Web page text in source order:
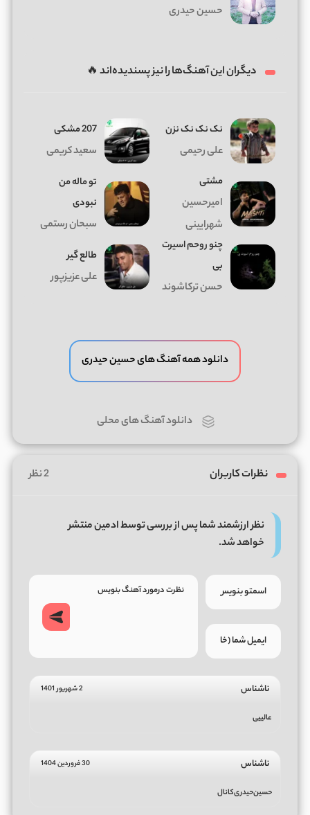
حسین حیدری
دیگران این آهنگ‌ها را نیز پسندیده‌اند 🔥
نک نک نک نزن
علی رحیمی
207 مشکی
سعید کریمی
مشتی
امیرحسین
شهرایینی
تو ماله من
نبودی
سبحان رستمی
چنو روحم اسیرت
بی
حسن ترکاشوند
طالع گیر
علی عزیزپور
دانلود همه آهنگ های حسین حیدری
دانلود آهنگ های محلی
نظرات کاربران 2 نظر
نظر ارزشمند شما پس از بررسی توسط ادمین منتشر
خواهد شد.
ناشناس 2 شهریور 1401
عالییی
ناشناس 30 فروردین 1404
حسین‌حیدری‌کانال